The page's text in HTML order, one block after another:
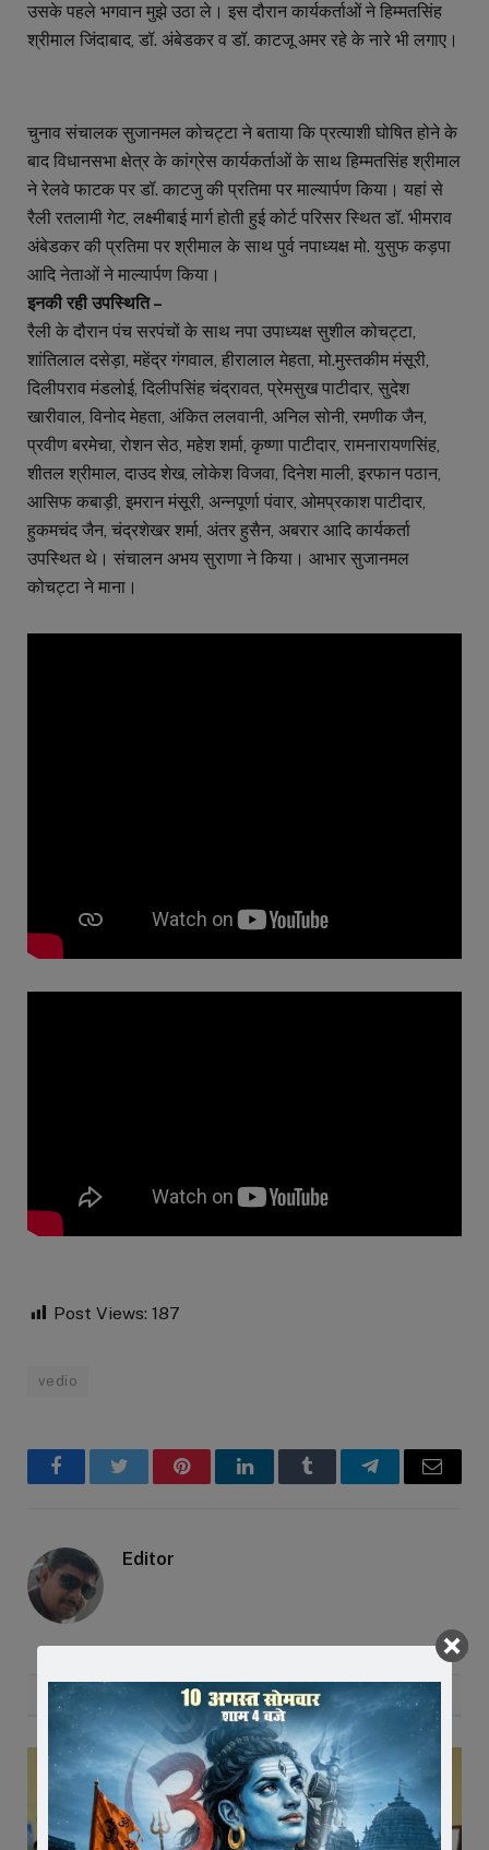
उसके पहले भगवान मुझे उठा ले। इस दौरान कार्यकर्ताओं ने हिम्मतसिंह
श्रीमाल जिंदाबाद, डॉ. अंबेडकर व डॉ. काटजू अमर रहे के नारे भी लगाए।
चुनाव संचालक सुजानमल कोचट्टा ने बताया कि प्रत्याशी घोषित होने के
बाद विधानसभा क्षेत्र के कांग्रेस कार्यकर्ताओं के साथ हिम्मतसिंह श्रीमाल
ने रेलवे फाटक पर डॉ. काटजु की प्रतिमा पर माल्यार्पण किया। यहां से
रैली रतलामी गेट, लक्ष्मीबाई मार्ग होती हुई कोर्ट परिसर स्थित डॉ. भीमराव
अंबेडकर की प्रतिमा पर श्रीमाल के साथ पुर्व नपाध्यक्ष मो. युसुफ कड़पा
आदि नेताओं ने माल्यार्पण किया।
इनकी रही उपस्थिति –
रैली के दौरान पंच सरपंचों के साथ नपा उपाध्यक्ष सुशील कोचट्टा,
शांतिलाल दसेड़ा, महेंद्र गंगवाल, हीरालाल मेहता, मो.मुस्तकीम मंसूरी,
दिलीपराव मंडलोई, दिलीपसिंह चंद्रावत, प्रेमसुख पाटीदार, सुदेश
खारीवाल, विनोद मेहता, अंकित ललवानी, अनिल सोनी, रमणीक जैन,
प्रवीण बरमेचा, रोशन सेठ, महेश शर्मा, कृष्णा पाटीदार, रामनारायणसिंह,
शीतल श्रीमाल, दाउद शेख, लोकेश विजवा, दिनेश माली, इरफान पठान,
आसिफ कबाड़ी, इमरान मंसूरी, अन्नपूर्णा पंवार, ओमप्रकाश पाटीदार,
हुकमचंद जैन, चंद्रशेखर शर्मा, अंतर हुसैन, अबरार आदि कार्यकर्ता
उपस्थित थे। संचालन अभय सुराणा ने किया। आभार सुजानमल
कोचट्टा ने माना।
Post Views: 187
vedio
FacebookTwitter PinterestLinkedInTumblr TelegramEmail
Editor
RELATED POSTS